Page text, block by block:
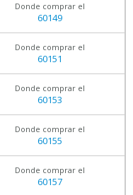
Donde comprar el
60149
Donde comprar el
60151
Donde comprar el
60153
Donde comprar el
60155
Donde comprar el
60157